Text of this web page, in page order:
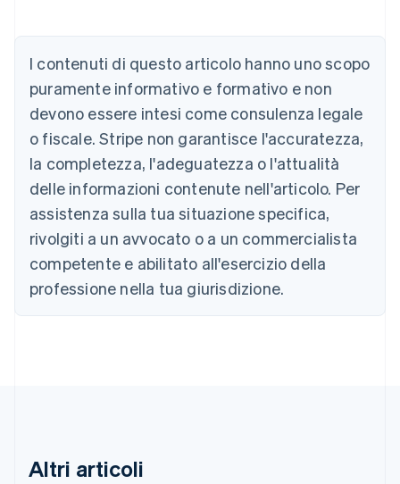
I contenuti di questo articolo hanno uno scopo
puramente informativo e formativo e non
devono essere intesi come consulenza legale
o fiscale. Stripe non garantisce l'accuratezza,
la completezza, l'adeguatezza o l'attualità
delle informazioni contenute nell'articolo. Per
assistenza sulla tua situazione specifica,
rivolgiti a un avvocato o a un commercialista
competente e abilitato all'esercizio della
professione nella tua giurisdizione.
Altri articoli
English
Austria
Deutsch English
Belgio
NederlandsFrançaisDeutschEnglish
PortuguêsEnglish
Bulgaria
English
Canada
English Français
Cina continentale
Cipro
English
EnglishSvenska